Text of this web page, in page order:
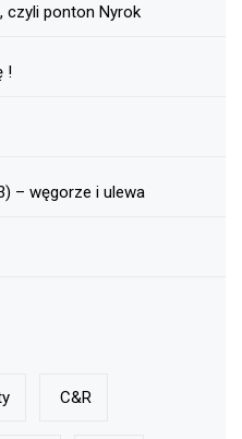
czyli ponton Nyrok
!
– węgorze i ulewa
C&r